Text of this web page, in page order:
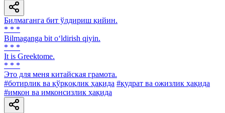
Билмаганга бит ўлдириш қийин.
* * *
Bilmaganga bit o‘ldirish qiyin.
* * *
It is Greektome.
* * *
Это для меня китайская грамота.
#ботирлик ва қўрқоқлик ҳақида #қудрат ва ожизлик ҳақида
#имкон ва имконсизлик ҳақида